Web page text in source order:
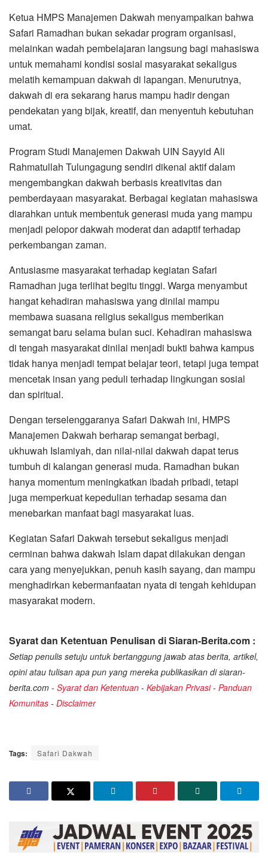
Ketua HMPS Manajemen Dakwah menyampaikan bahwa
Safari Ramadhan bukan sekadar program organisasi,
melainkan wadah pembelajaran langsung bagi mahasiswa
untuk memahami kondisi sosial masyarakat sekaligus
melatih kemampuan dakwah di lapangan. Menurutnya,
dakwah di era sekarang harus mampu hadir dengan
pendekatan yang bijak, kreatif, dan menyentuh kebutuhan
umat.
Program Studi Manajemen Dakwah UIN Sayyid Ali
Rahmatullah Tulungagung sendiri dikenal aktif dalam
mengembangkan dakwah berbasis kreativitas dan
pemberdayaan masyarakat. Berbagai kegiatan mahasiswa
diarahkan untuk membentuk generasi muda yang mampu
menjadi pelopor dakwah moderat dan adaptif terhadap
perkembangan zaman.
Antusiasme masyarakat terhadap kegiatan Safari
Ramadhan juga terlihat begitu tinggi. Warga menyambut
hangat kehadiran mahasiswa yang dinilai mampu
membawa suasana religius sekaligus memberikan
semangat baru selama bulan suci. Kehadiran mahasiswa
di tengah masyarakat dinilai menjadi bukti bahwa kampus
tidak hanya menjadi tempat belajar teori, tetapi juga tempat
mencetak insan yang peduli terhadap lingkungan sosial
dan spiritual.
Dengan terselenggaranya Safari Dakwah ini, HMPS
Manajemen Dakwah berharap semangat berbagi,
ukhuwah Islamiyah, dan nilai-nilai dakwah dapat terus
tumbuh di kalangan generasi muda. Ramadhan bukan
hanya momentum meningkatkan ibadah pribadi, tetapi
juga memperkuat kepedulian terhadap sesama dan
menebarkan manfaat bagi masyarakat luas.
Kegiatan Safari Dakwah tersebut sekaligus menjadi
cerminan bahwa dakwah Islam dapat dilakukan dengan
cara yang menyejukkan, penuh kasih sayang, dan mampu
menghadirkan kebermanfaatan nyata di tengah kehidupan
masyarakat modern.
Syarat dan Ketentuan Penulisan di Siaran-Berita.com :
Setiap penulis setuju untuk bertanggung jawab atas berita, artikel,
opini atau tulisan apa pun yang mereka publikasikan di siaran-
berita.com - Syarat dan Ketentuan - Kebijakan Privasi- Panduan
Komunitas - Disclaimer
Tags: Safari Dakwah